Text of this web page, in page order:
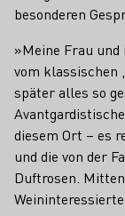
besonderen
»Meine Frau
vom klassischen
später alles so
diesem Ort – es
und die von der
Duftrosen.